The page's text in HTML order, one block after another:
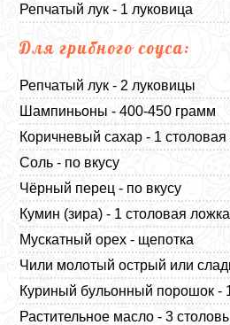
Репчатый лук - 1 луковица
Для грибного соуса:
Репчатый лук - 2 луковицы
Шампиньоны - 400-450 грамм
Коричневый сахар - 1 столовая
Соль - по вкусу
Чёрный перец - по вкусу
Кумин (зира) - 1 столовая ложка
Мускатный орех - щепотка
Чили молотый острый или
Куриный бульонный порошок -
Растительное масло - 3